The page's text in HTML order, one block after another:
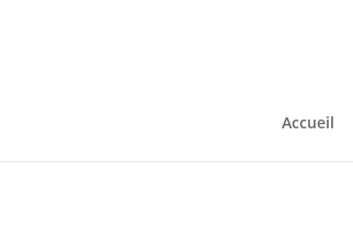
Accueil